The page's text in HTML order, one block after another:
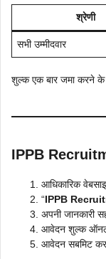
श्रेणी
सभी उम्मीदवार
शुल्क एक बार जमा करने के
IPPB
आधिकारिक
“IPPB
अपनी जानकारी
आवेदन शुल्क
आवेदन सबमिट